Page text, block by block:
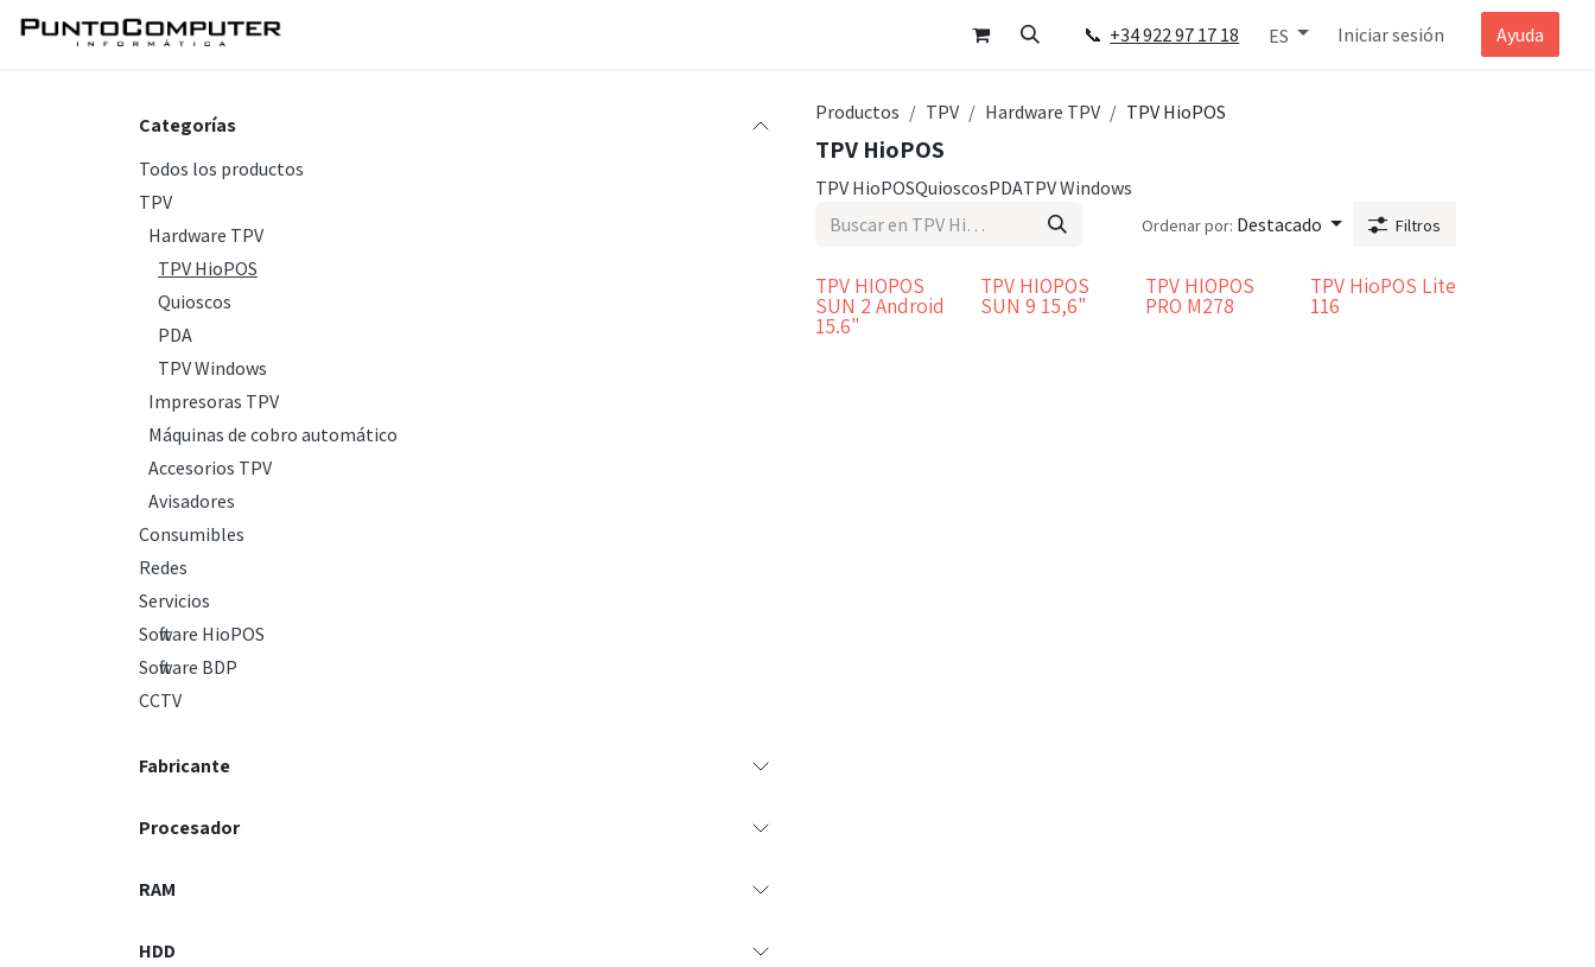
Ir al contenido
📞 +34 922 97 17 18 ES Iniciar sesión Ayuda
Categorías
Todos los productos
TPV
Hardware TPV
TPV HioPOS
Quioscos
PDA
TPV Windows
Impresoras TPV
Máquinas de cobro automático
Accesorios TPV
Avisadores
Consumibles
Redes
Servicios
Software HioPOS
Software BDP
CCTV
Fabricante
Procesador
RAM
HDD
Productos TPV Hardware TPV TPV HioPOS
TPV HioPOS
TPV HioPOSQuioscosPDATPV Windows
Ordenar por: Destacado Filtros
Top Ventas
TPV HIOPOS
SUN 2 Android
15.6" Bajo pedido
TPV HIOPOS
SUN 9 15,6"
TPV HIOPOS
PRO M278
TPV HioPOS Lite
116